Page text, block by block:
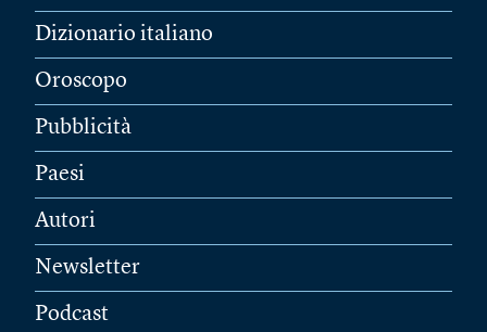
Dizionario italiano
Oroscopo
Pubblicità
Paesi
Autori
Newsletter
Podcast